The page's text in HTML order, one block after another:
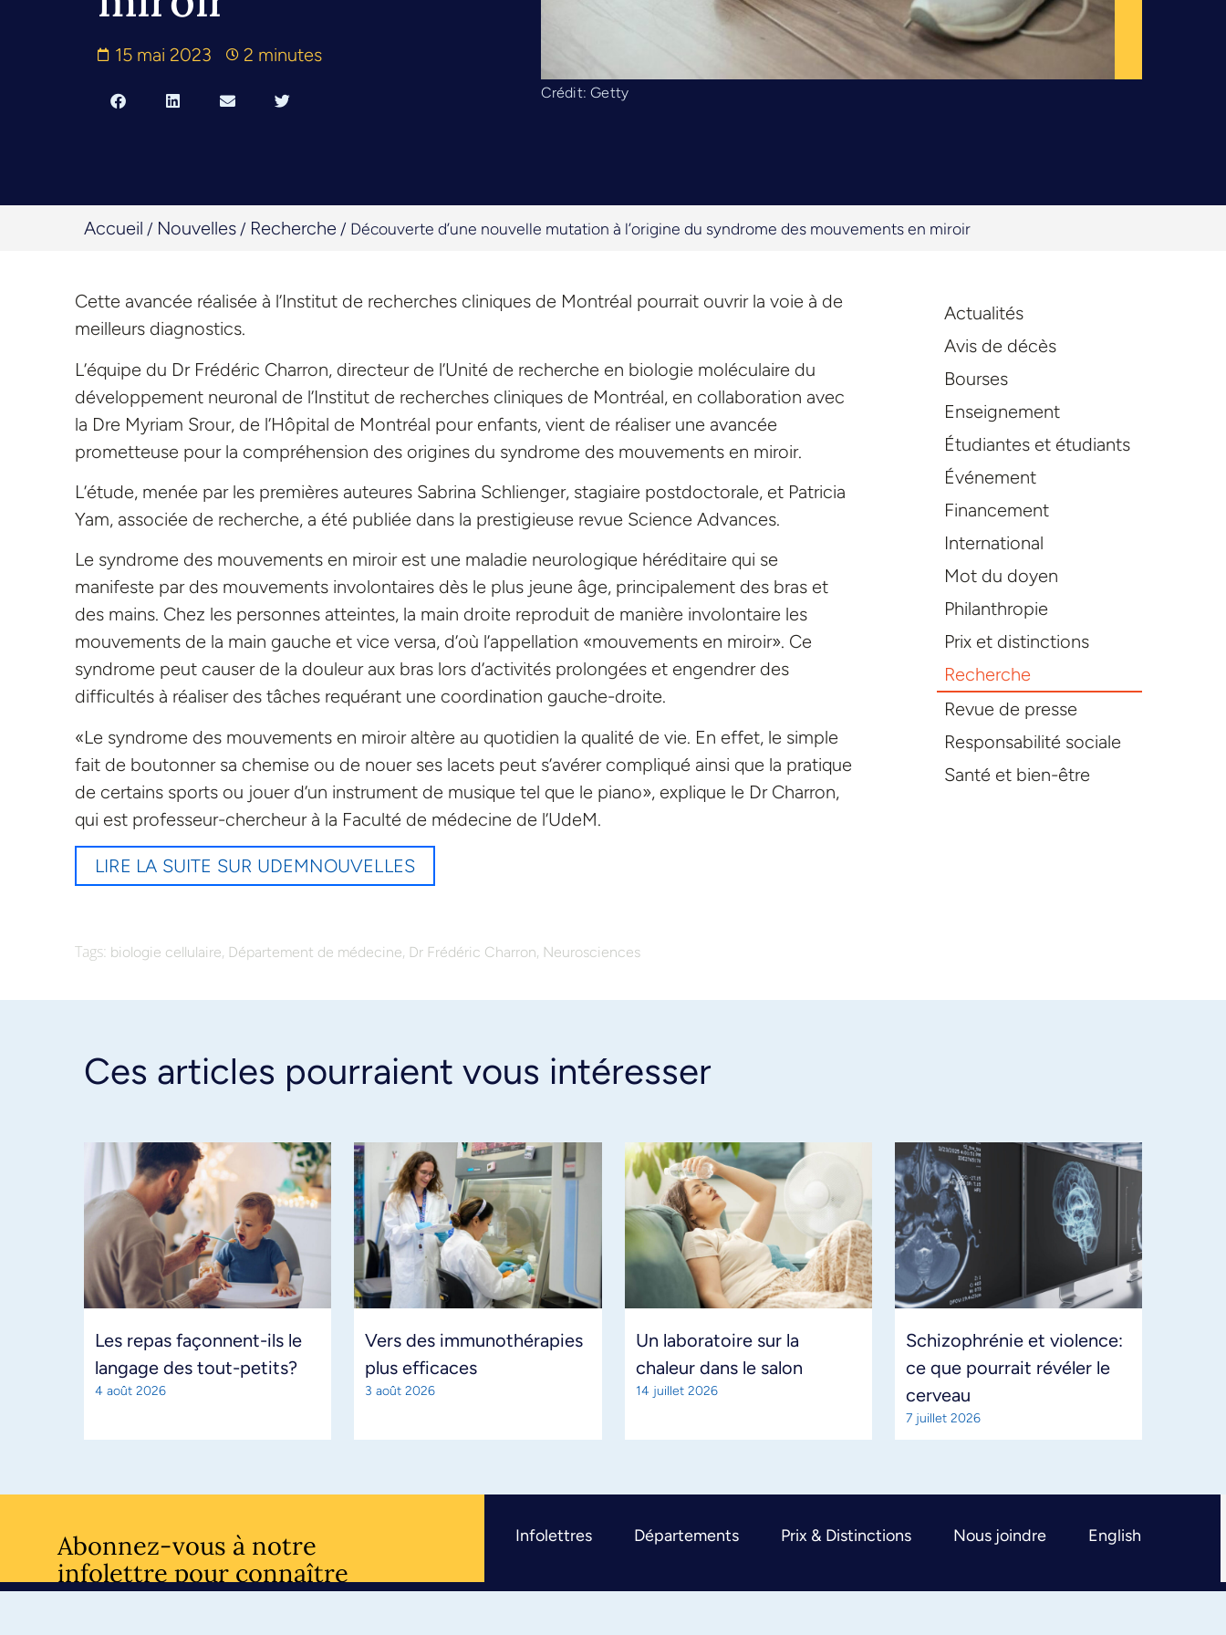
15 mai 2023 2 minutes
Crédit: Getty
Accueil / Nouvelles / Recherche / Découverte d’une nouvelle mutation à l’origine du syndrome des mouvements en miroir
Cette avancée réalisée à l’Institut de recherches cliniques de Montréal pourrait ouvrir la voie à de
meilleurs diagnostics.
L’équipe du Dr Frédéric Charron, directeur de l’Unité de recherche en biologie moléculaire du
développement neuronal de l’Institut de recherches cliniques de Montréal, en collaboration avec
la Dre Myriam Srour, de l’Hôpital de Montréal pour enfants, vient de réaliser une avancée
prometteuse pour la compréhension des origines du syndrome des mouvements en miroir.
L’étude, menée par les premières auteures Sabrina Schlienger, stagiaire postdoctorale, et Patricia
Yam, associée de recherche, a été publiée dans la prestigieuse revue Science Advances.
Le syndrome des mouvements en miroir est une maladie neurologique héréditaire qui se
manifeste par des mouvements involontaires dès le plus jeune âge, principalement des bras et
des mains. Chez les personnes atteintes, la main droite reproduit de manière involontaire les
mouvements de la main gauche et vice versa, d’où l’appellation «mouvements en miroir». Ce
syndrome peut causer de la douleur aux bras lors d’activités prolongées et engendrer des
difficultés à réaliser des tâches requérant une coordination gauche-droite.
«Le syndrome des mouvements en miroir altère au quotidien la qualité de vie. En effet, le simple
fait de boutonner sa chemise ou de nouer ses lacets peut s’avérer compliqué ainsi que la pratique
de certains sports ou jouer d’un instrument de musique tel que le piano», explique le Dr Charron,
qui est professeur-chercheur à la Faculté de médecine de l’UdeM.
LIRE LA SUITE SUR UDEMNOUVELLES
Tags: biologie cellulaire, Département de médecine, Dr Frédéric Charron, Neurosciences
Actualités
Avis de décès
Bourses
Enseignement
Étudiantes et étudiants
Événement
Financement
International
Mot du doyen
Philanthropie
Prix et distinctions
Recherche
Revue de presse
Responsabilité sociale
Santé et bien-être
Ces articles pourraient vous intéresser
Les repas façonnent-ils le
langage des tout-petits?
4 août 2026
Vers des immunothérapies
plus efficaces
3 août 2026
Un laboratoire sur la
chaleur dans le salon
14 juillet 2026
Schizophrénie et violence:
ce que pourrait révéler le
cerveau
7 juillet 2026
Abonnez-vous à notre
infolettre pour connaître
l’actualité facultaire
Infolettres Départements Prix & Distinctions Nous joindre English